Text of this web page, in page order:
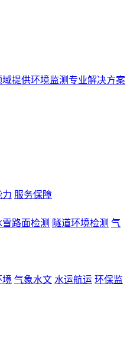
提供环境监测专业解决方案
力 服务保障
雪路面检测 隧道环境检测 气
境 气象水文 水运航运 环保监